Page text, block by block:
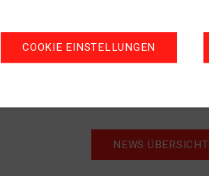
NEWS ÜBERSICHT
COOKIE EINSTELLUNGEN